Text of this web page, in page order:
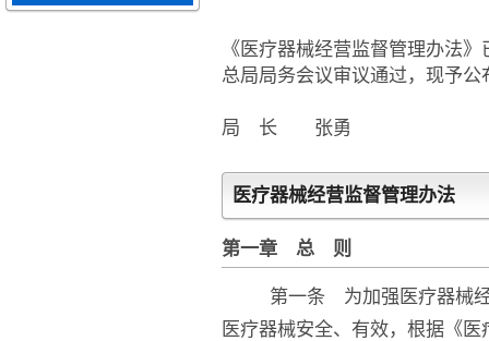
《医疗器械经营监督管理办法
总局局务会议审议通过，现予
局 长 张勇
医疗器械经营监督管理办法
第一章 总 则
第一条 为加强医疗器械经
医疗器械安全、有效，根据《